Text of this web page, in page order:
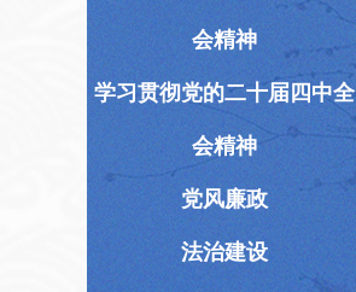
会精神
学习贯彻党的二十届四中全
会精神
党风廉政
法治建设